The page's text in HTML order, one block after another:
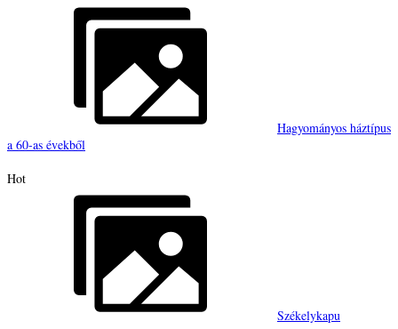
Hagyományos háztípus
a 60-as évekből
Hot
Székelykapu